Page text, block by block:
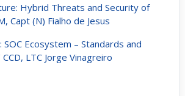
Hybrid Threats and Security of
Capt (N) Fialho de Jesus
Ecosystem – Standards and
LTC Jorge Vinagreiro